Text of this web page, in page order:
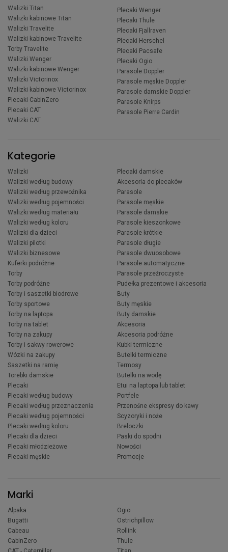
Walizki Titan
Walizki kabinowe Titan
Walizki Travelite
Walizki kabinowe Travelite
Torby Travelite
Walizki Wenger
Walizki kabinowe Wenger
Walizki Victorinox
Walizki kabinowe Victorinox
Plecaki CabinZero
Plecaki CAT
Walizki CAT
Plecaki Wenger
Plecaki Thule
Plecaki Fjallraven
Plecaki Herschel
Plecaki Pacsafe
Plecaki Ogio
Parasole Doppler
Parasole męskie Doppler
Parasole damskie Doppler
Parasole Knirps
Parasole Pierre Cardin
Kategorie
Walizki
Walizki według budowy
Walizki według przewoźnika
Walizki według pojemności
Walizki według materiału
Walizki według koloru
Walizki dla dzieci
Walizki pilotki
Walizki biznesowe
Kuferki podróżne
Torby
Torby podróżne
Torby i saszetki biodrowe
Torby sportowe
Torby na laptopa
Torby na tablet
Torby na zakupy
Torby i sakwy rowerowe
Wózki na zakupy
Saszetki na ramię
Torebki damskie
Plecaki
Plecaki według budowy
Plecaki według przeznaczenia
Plecaki według pojemności
Plecaki według koloru
Plecaki dla dzieci
Plecaki młodzieżowe
Plecaki męskie
Plecaki damskie
Akcesoria do plecaków
Parasole
Parasole męskie
Parasole damskie
Parasole kieszonkowe
Parasole krótkie
Parasole długie
Parasole dwuosobowe
Parasole automatyczne
Parasole przeźroczyste
Pudełka prezentowe i akcesoria
Buty
Buty męskie
Buty damskie
Akcesoria
Akcesoria podróżne
Kubki termiczne
Butelki termiczne
Termosy
Butelki na wodę
Etui na laptopa lub tablet
Portfele
Przenośne ekspresy do kawy
Scyzoryki i noże
Breloczki
Paski do spodni
Nowości
Promocje
Marki
Alpaka
Bugatti
Cabeau
CabinZero
Ogio
Ostrichpillow
Rollink
Thule